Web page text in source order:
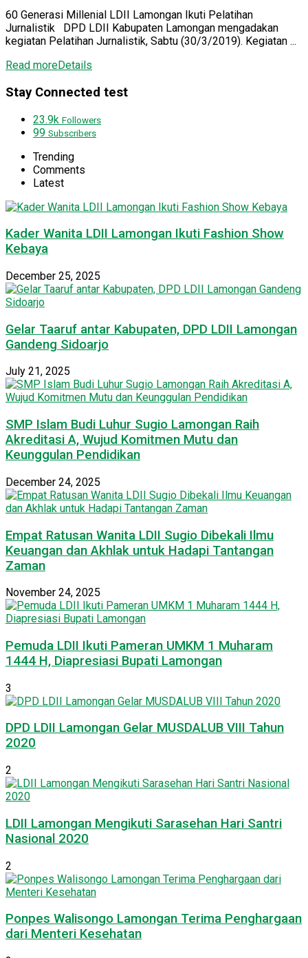
60 Generasi Millenial LDII Lamongan Ikuti Pelatihan
Jurnalistik DPD LDII Kabupaten Lamongan mengadakan
kegiatan Pelatihan Jurnalistik, Sabtu (30/3/2019). Kegiatan ...
Read moreDetails
Stay Connected test
23.9k Followers
99 Subscribers
Trending
Comments
Latest
Kader Wanita LDII Lamongan Ikuti Fashion Show
Kebaya
December 25, 2025
Gelar Taaruf antar Kabupaten, DPD LDII Lamongan
Gandeng Sidoarjo
July 21, 2025
SMP Islam Budi Luhur Sugio Lamongan Raih
Akreditasi A, Wujud Komitmen Mutu dan
Keunggulan Pendidikan
December 24, 2025
Empat Ratusan Wanita LDII Sugio Dibekali Ilmu
Keuangan dan Akhlak untuk Hadapi Tantangan
Zaman
November 24, 2025
Pemuda LDII Ikuti Pameran UMKM 1 Muharam
1444 H, Diapresiasi Bupati Lamongan
3
DPD LDII Lamongan Gelar MUSDALUB VIII Tahun
2020
2
LDII Lamongan Mengikuti Sarasehan Hari Santri
Nasional 2020
2
Ponpes Walisongo Lamongan Terima Penghargaan
dari Menteri Kesehatan